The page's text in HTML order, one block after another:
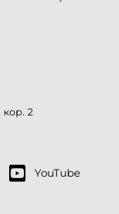
кор. 2
YouTube